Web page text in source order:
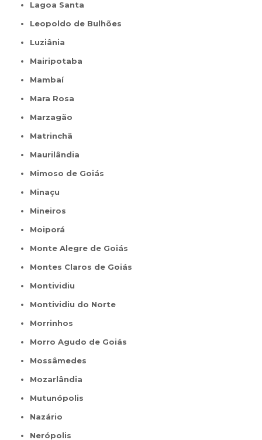
Lagoa Santa
Leopoldo de Bulhões
Luziânia
Mairipotaba
Mambaí
Mara Rosa
Marzagão
Matrinchã
Maurilândia
Mimoso de Goiás
Minaçu
Mineiros
Moiporá
Monte Alegre de Goiás
Montes Claros de Goiás
Montividiu
Montividiu do Norte
Morrinhos
Morro Agudo de Goiás
Mossâmedes
Mozarlândia
Mutunópolis
Nazário
Nerópolis